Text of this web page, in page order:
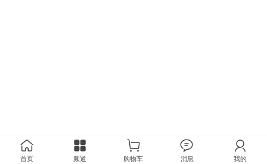
首页 频道 购物车 消息 我的